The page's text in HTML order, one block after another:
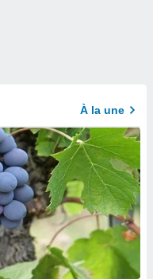
À la une